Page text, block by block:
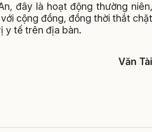
đây là hoạt động thường niên,
cộng đồng, đồng thời thắt chặt
y tế trên địa bàn.
Văn Tài